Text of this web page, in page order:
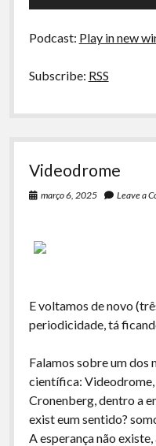
Podcast: Play in new
Subscribe: RSS
Videodrome
março 6, 2025 Leave a
E voltamos de novo
periodicidade, tá
Falamos sobre um dos
científica:
Cronenberg, dentro a
exist eum sentido?
A esperança não